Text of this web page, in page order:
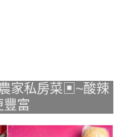
家私房菜▣~酸辣
豐富